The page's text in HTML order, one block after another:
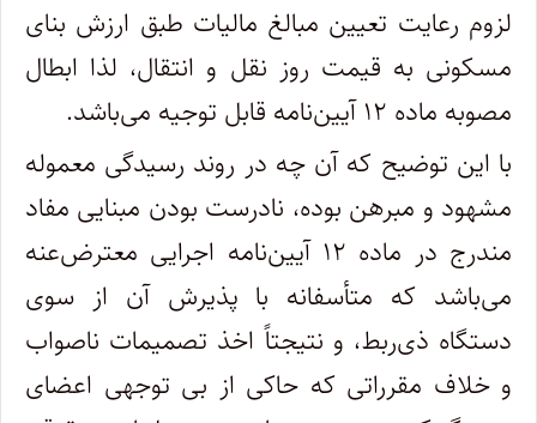
لزوم رعایت تعیین مبالغ مالیات طبق ارزش بنای
مسکونی به قیمت روز نقل و انتقال، لذا ابطال
مصوبه ماده ۱۲ آیین‌نامه قابل توجیه می‌باشد.
با این توضیح که آن چه در روند رسیدگی معموله
مشهود و مبرهن بوده، نادرست بودن مبنایی مفاد
مندرج در ماده ۱۲ آیین‌نامه اجرایی معترض‌عنه
می‌باشد که متأسفانه با پذیرش آن از سوی
دستگاه ذی‌ربط، و نتیجتاً اخذ تصمیمات ناصواب
و خلاف مقرراتی که حاکی از بی توجهی اعضای